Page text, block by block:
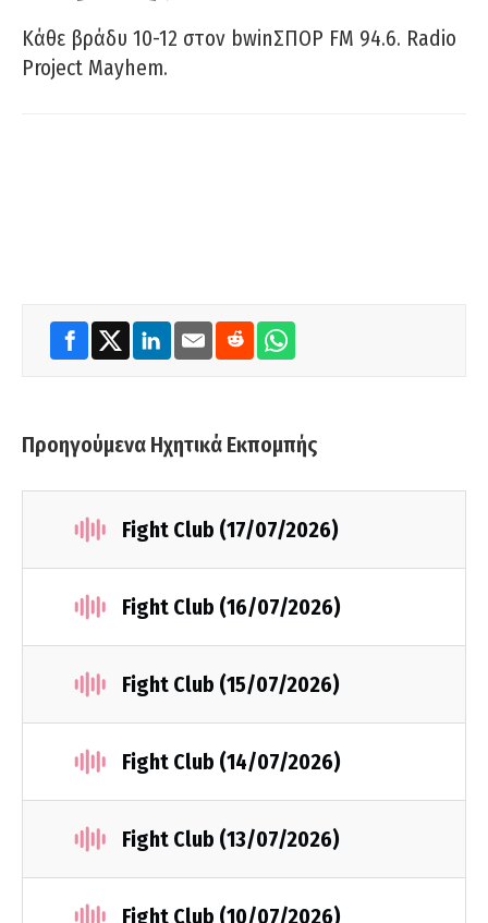
Κάθε βράδυ 10-12 στον bwinΣΠΟΡ FM 94.6. Radio
Project Mayhem.
Προηγούμενα Ηχητικά Εκπομπής
Fight Club (17/07/2026)
Fight Club (16/07/2026)
Fight Club (15/07/2026)
Fight Club (14/07/2026)
Fight Club (13/07/2026)
Fight Club (10/07/2026)